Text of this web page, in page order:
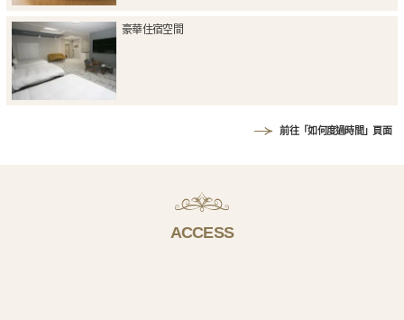
豪華住宿空間
前往「如何度過時間」頁面
ACCESS